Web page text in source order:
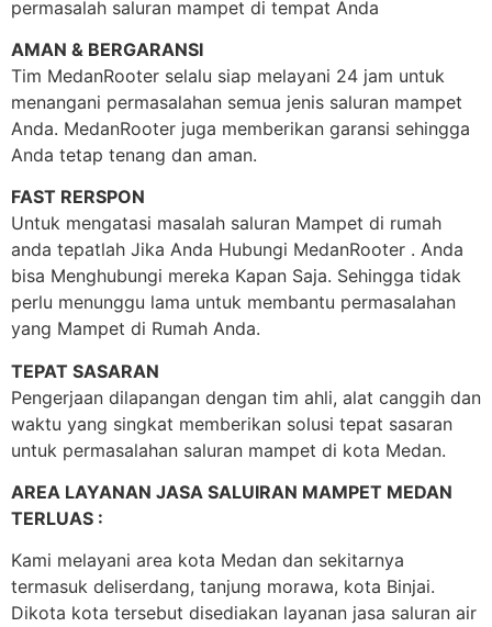
permasalah saluran mampet di tempat Anda
AMAN & BERGARANSI
Tim MedanRooter selalu siap melayani 24 jam untuk
menangani permasalahan semua jenis saluran mampet
Anda. MedanRooter juga memberikan garansi sehingga
Anda tetap tenang dan aman.
FAST RERSPON
Untuk mengatasi masalah saluran Mampet di rumah
anda tepatlah Jika Anda Hubungi MedanRooter . Anda
bisa Menghubungi mereka Kapan Saja. Sehingga tidak
perlu menunggu lama untuk membantu permasalahan
yang Mampet di Rumah Anda.
TEPAT SASARAN
Pengerjaan dilapangan dengan tim ahli, alat canggih dan
waktu yang singkat memberikan solusi tepat sasaran
untuk permasalahan saluran mampet di kota Medan.
AREA LAYANAN JASA SALUIRAN MAMPET MEDAN
TERLUAS :
Kami melayani area kota Medan dan sekitarnya
termasuk deliserdang, tanjung morawa, kota Binjai.
Dikota kota tersebut disediakan layanan jasa saluran air